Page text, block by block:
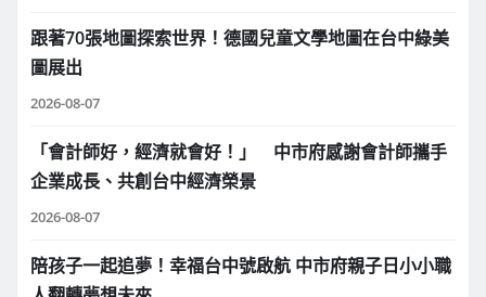
跟著70張地圖探索世界！德國兒童文學地圖在台中綠美
圖展出
2026-08-07
「會計師好，經濟就會好！」 中市府感謝會計師攜手
企業成長、共創台中經濟榮景
2026-08-07
陪孩子一起追夢！幸福台中號啟航 中市府親子日小小職